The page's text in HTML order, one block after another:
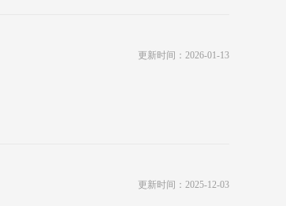
更新时间：2026-01-13
更新时间：2025-12-03